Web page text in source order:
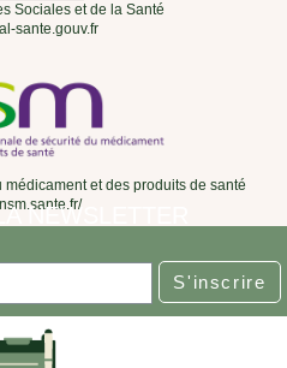
Sociales et de la Santé
sante.gouv.fr
et des produits de santé
NEWSLETTER
S'inscrire